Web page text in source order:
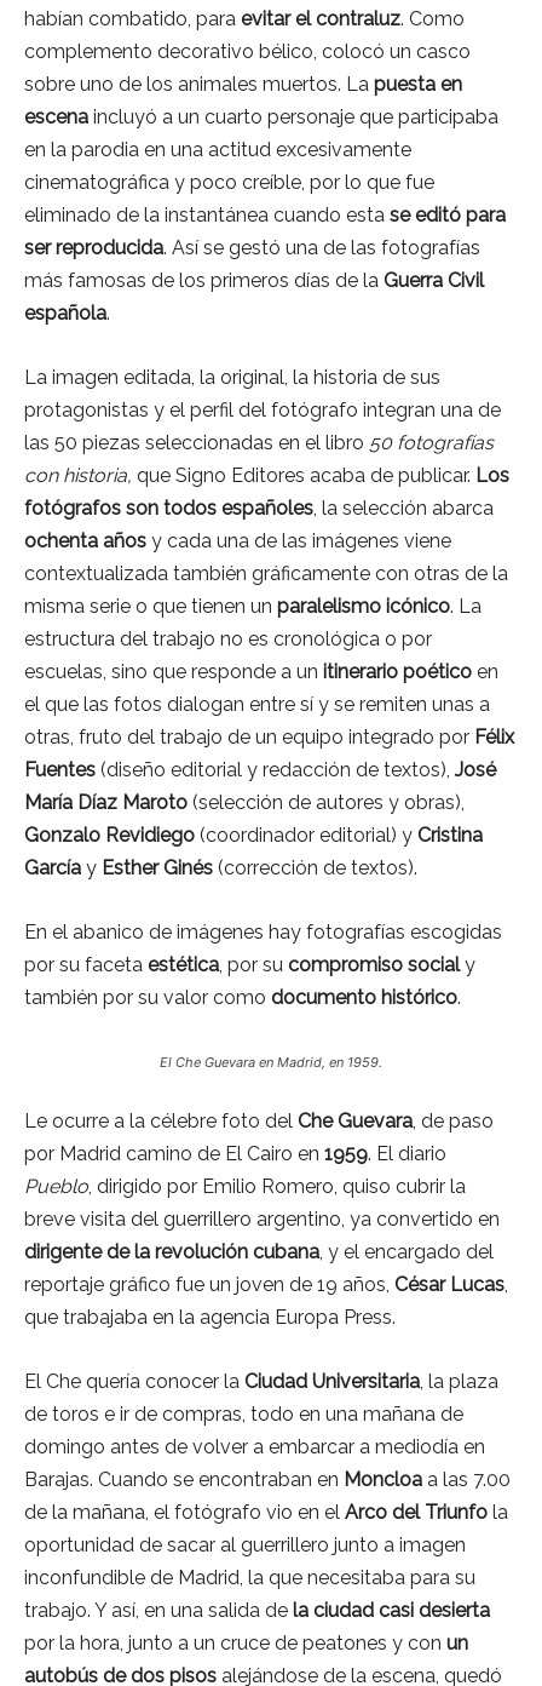
habían combatido, para evitar el contraluz. Como
complemento decorativo bélico, colocó un casco
sobre uno de los animales muertos. La puesta en
escena incluyó a un cuarto personaje que participaba
en la parodia en una actitud excesivamente
cinematográfica y poco creíble, por lo que fue
eliminado de la instantánea cuando esta se editó para
ser reproducida. Así se gestó una de las fotografías
más famosas de los primeros días de la Guerra Civil
española.
La imagen editada, la original, la historia de sus
protagonistas y el perfil del fotógrafo integran una de
las 50 piezas seleccionadas en el libro 50 fotografías
con historia, que Signo Editores acaba de publicar. Los
fotógrafos son todos españoles, la selección abarca
ochenta años y cada una de las imágenes viene
contextualizada también gráficamente con otras de la
misma serie o que tienen un paralelismo icónico. La
estructura del trabajo no es cronológica o por
escuelas, sino que responde a un itinerario poético en
el que las fotos dialogan entre sí y se remiten unas a
otras, fruto del trabajo de un equipo integrado por Félix
Fuentes (diseño editorial y redacción de textos), José
María Díaz Maroto (selección de autores y obras),
Gonzalo Revidiego (coordinador editorial) y Cristina
García y Esther Ginés (corrección de textos).
En el abanico de imágenes hay fotografías escogidas
por su faceta estética, por su compromiso socialy
también por su valor como documento histórico.
El Che Guevara en Madrid, en 1959.
Le ocurre a la célebre foto del Che Guevara, de paso
por Madrid camino de El Cairo en 1959. El diario
Pueblo, dirigido por Emilio Romero, quiso cubrir la
breve visita del guerrillero argentino, ya convertido en
dirigente de la revolución cubana, y el encargado del
reportaje gráfico fue un joven de 19 años, César Lucas,
que trabajaba en la agencia Europa Press.
El Che quería conocer la Ciudad Universitaria, la plaza
de toros e ir de compras, todo en una mañana de
domingo antes de volver a embarcar a mediodía en
Barajas. Cuando se encontraban en Moncloa a las 7.00
de la mañana, el fotógrafo vio en el Arco del Triunfo la
oportunidad de sacar al guerrillero junto a imagen
inconfundible de Madrid, la que necesitaba para su
trabajo. Y así, en una salida de la ciudad casi desierta
por la hora, junto a un cruce de peatones y con un
autobús de dos pisos alejándose de la escena, quedó